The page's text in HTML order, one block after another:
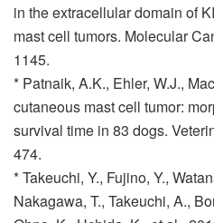
in the extracellular domain of
mast cell tumors. Molecular
1145.
* Patnaik, A.K., Ehler, W.J.,
cutaneous mast cell tumor:
survival time in 83 dogs.
474.
* Takeuchi, Y., Fujino, Y.,
Nakagawa, T., Takeuchi, A.,